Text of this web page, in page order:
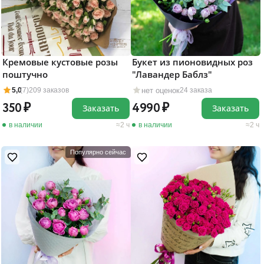
5,0(7)209 заказов
Кремовые кустовые розы
поштучно
350
в наличии 2 ч
Заказать
нет оценок24 заказа
Букет из пионовидных роз
"Лавандер Баблз"
4990
в наличии 2 ч
Заказать
Популярно сейчас